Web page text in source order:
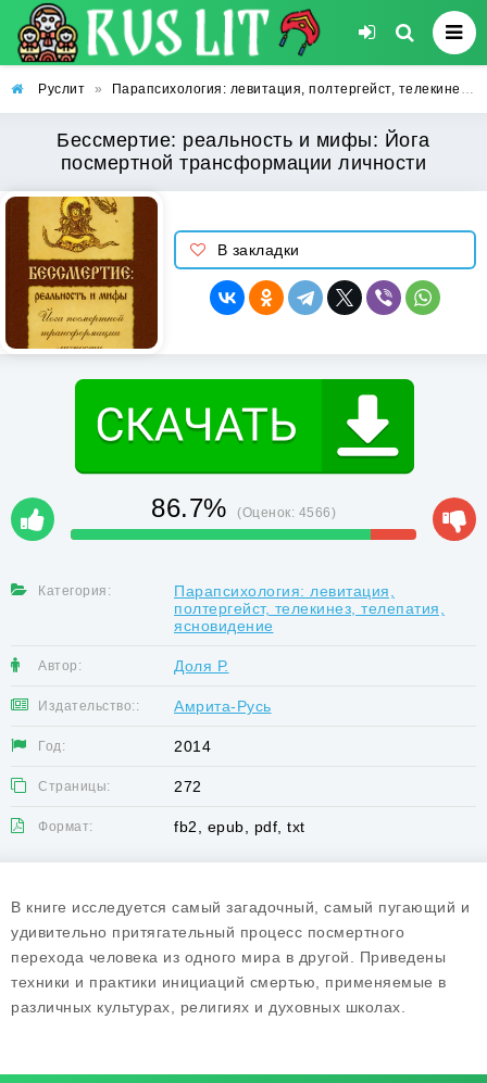
Руслит » Парапсихология: левитация, полтергейст, телекинез, телепатия, ясновидение
Бессмертие: реальность и мифы: Йога
посмертной трансформации личности
В закладки
86.7% (Оценок: 4566)
Категория:
Парапсихология: левитация,
полтергейст, телекинез, телепатия,
ясновидение
Автор: Доля Р.
Издательство:: Амрита-Русь
Год: 2014
Страницы: 272
Формат: fb2, epub, pdf, txt
В книге исследуется самый загадочный, самый пугающий и
удивительно притягательный процесс посмертного
перехода человека из одного мира в другой. Приведены
техники и практики инициаций смертью, применяемые в
различных культурах, религиях и духовных школах.